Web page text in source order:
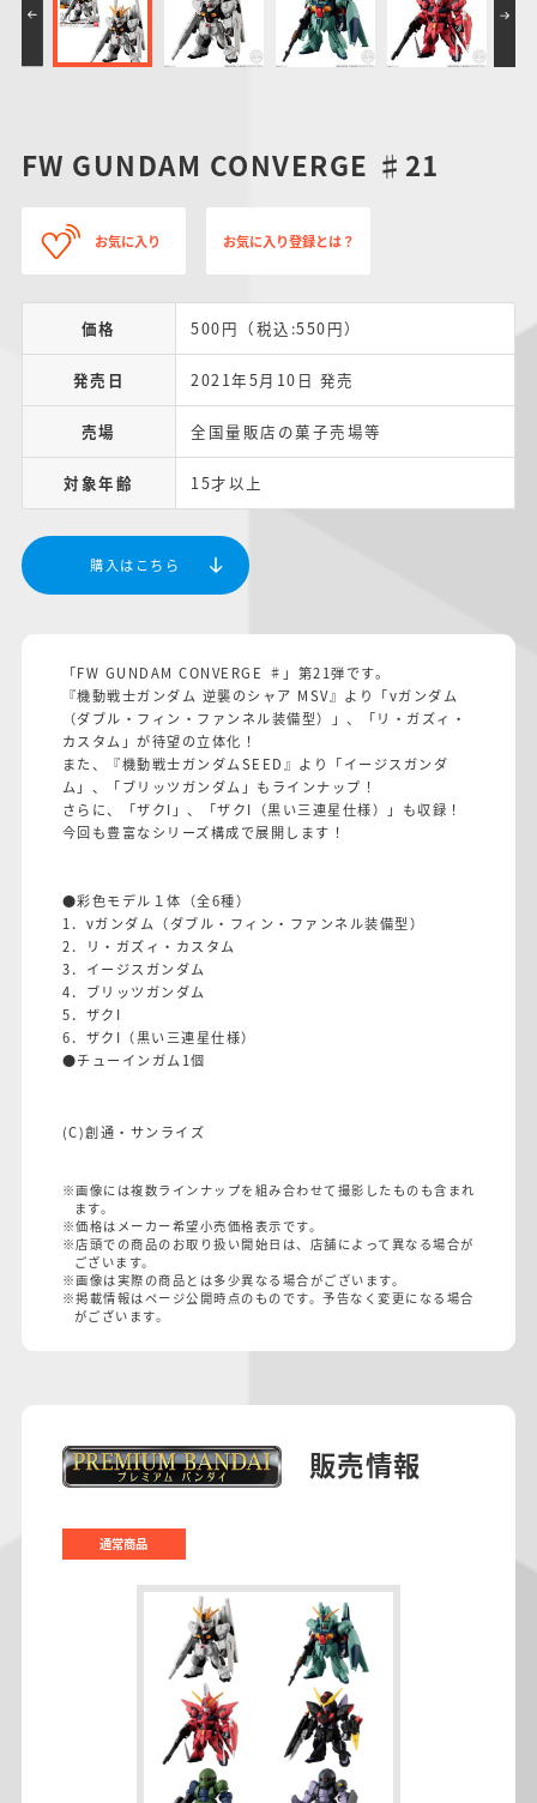
FW GUNDAM CONVERGE ♯21
お気に入り お気に入り登録とは？
価格 500円（税込:550円）
発売日 2021年5月10日 発売
売場 全国量販店の菓子売場等
対象年齢 15才以上
購入はこちら
「FW GUNDAM CONVERGE ♯」第21弾です。
『機動戦士ガンダム 逆襲のシャア MSV』より「νガンダム
（ダブル・フィン・ファンネル装備型）」、「リ・ガズィ・
カスタム」が待望の立体化！
また、『機動戦士ガンダムSEED』より「イージスガンダ
ム」、「ブリッツガンダム」もラインナップ！
さらに、「ザクI」、「ザクI（黒い三連星仕様）」も収録！
今回も豊富なシリーズ構成で展開します！
●彩色モデル１体（全6種）
1．νガンダム（ダブル・フィン・ファンネル装備型）
2．リ・ガズィ・カスタム
3．イージスガンダム
4．ブリッツガンダム
5．ザクI
6．ザクI（黒い三連星仕様）
●チューインガム1個
(C)創通・サンライズ
※画像には複数ラインナップを組み合わせて撮影したものも含まれ
ます。
※価格はメーカー希望小売価格表示です。
※店頭での商品のお取り扱い開始日は、店舗によって異なる場合が
ございます。
※画像は実際の商品とは多少異なる場合がございます。
※掲載情報はページ公開時点のものです。予告なく変更になる場合
がございます。
販売情報
通常商品